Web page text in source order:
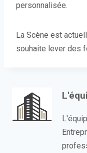
personnalisée.
La Scène est
souhaite lever des